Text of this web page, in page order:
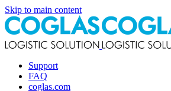
Skip to main content
Support
FAQ
coglas.com